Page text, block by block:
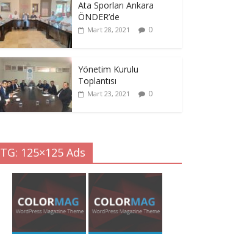
Ata Sporları Ankara
ÖNDER’de
Mart 28, 2021 0
Yönetim Kurulu
Toplantısı
Mart 23, 2021 0
TG: 125×125 Ads